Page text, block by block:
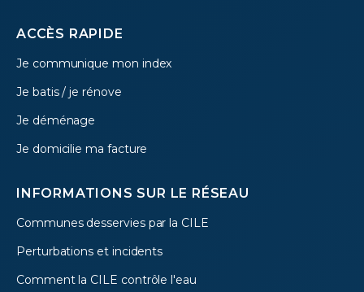
Footer
menu
ACCÈS RAPIDE
Je communique mon index
Je batis / je rénove
Je déménage
Je domicilie ma facture
INFORMATIONS SUR LE RÉSEAU
Communes desservies par la CILE
Perturbations et incidents
Comment la CILE contrôle l'eau